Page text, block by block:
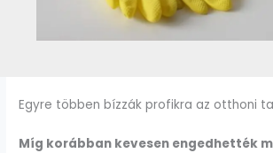
Egyre többen bízzák profikra az otthoni
Míg korábban kevesen engedhették